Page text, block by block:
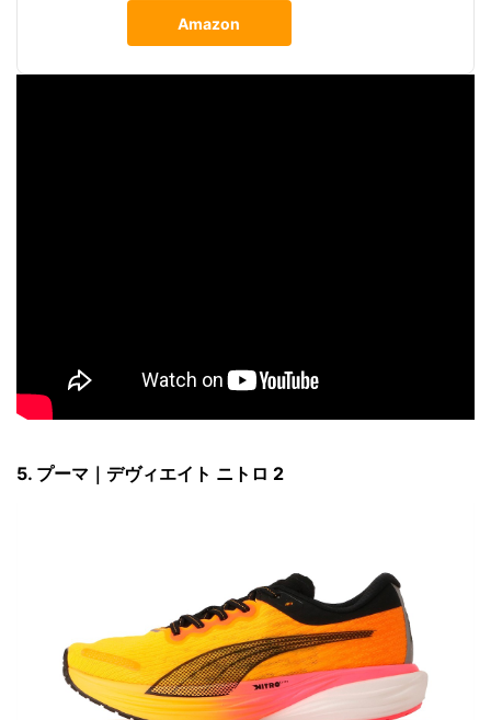
Amazon
5. プーマ｜デヴィエイト ニトロ 2